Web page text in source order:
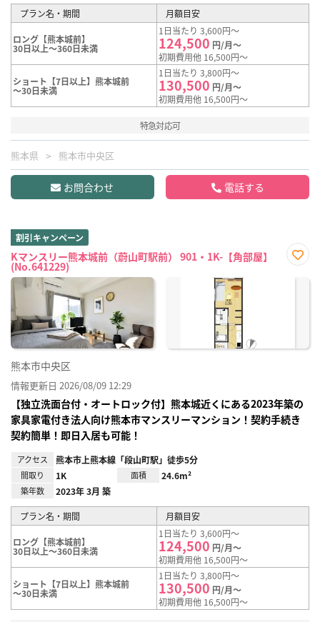
プラン名・期間 月額目安
ロング【熊本城前】
30日以上～360日未満
1日当たり 3,600円～
124,500 円/月～
初期費用他 16,500円～
ショート【7日以上】熊本城前
～30日未満
1日当たり 3,800円～
130,500 円/月～
初期費用他 16,500円～
特急対応可
熊本県 熊本市中央区
お問合わせ 電話する
割引キャンペーン
Kマンスリー熊本城前（蔚山町駅前） 901・1K-【角部屋】
(No.641229)
に入
熊本市中央区
情報更新日 2026/08/09 12:29
【独立洗面台付・オートロック付】熊本城近くにある2023年築の
家具家電付き法人向け熊本市マンスリーマンション！契約手続き
契約簡単！即日入居も可能！
アクセス 熊本市上熊本線「段山町駅」徒歩5分
間取り 1K 面積 24.6m²
築年数 2023年 3月 築
プラン名・期間 月額目安
ロング【熊本城前】
30日以上～360日未満
1日当たり 3,600円～
124,500 円/月～
初期費用他 16,500円～
ショート【7日以上】熊本城前
～30日未満
1日当たり 3,800円～
130,500 円/月～
初期費用他 16,500円～